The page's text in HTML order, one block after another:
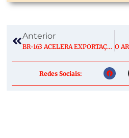
Anterior
BR-163 ACELERA EXPORTAÇÕES DE SOJA, AUMENTA EMISSÕES DE POLUENTES E AQUECE ESQUEMAS DO MERCADO DE CARBONO
Redes Sociais: